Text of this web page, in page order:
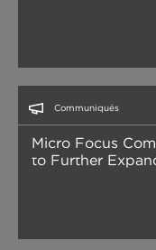
Communiqués
Micro Focus
to Further